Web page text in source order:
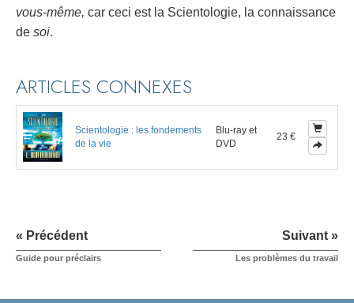
vous-même, car ceci est la Scientologie, la connaissance
de soi.
ARTICLES CONNEXES
Scientologie : les fondements
de la vie
Blu-ray et
DVD
23 €
« Précédent
Guide pour préclairs
Suivant »
Les problèmes du travail